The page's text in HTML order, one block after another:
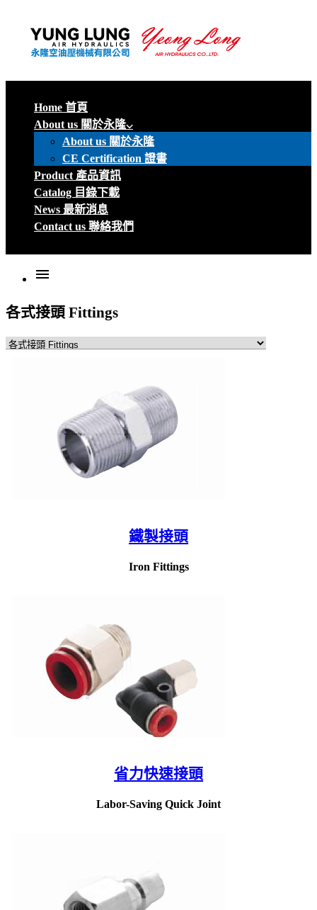
Home 首頁
About us 關於永隆
About us 關於永隆
CE Certification 證書
Product 產品資訊
Catalog 目錄下載
News 最新消息
Contact us 聯絡我們
menu
各式接頭 Fittings
鐵製接頭
Iron Fittings
省力快速接頭
Labor-Saving Quick Joint